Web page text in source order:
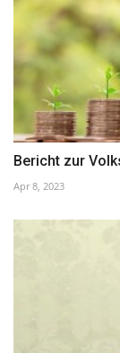
Bericht zur
Apr 8, 2023